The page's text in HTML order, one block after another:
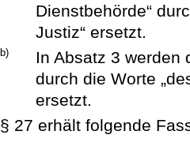
Dienstbehörde“
Justiz“ ersetzt.
b)
In Absatz 3 werden
durch die Worte
ersetzt.
§ 27 erhält folgende